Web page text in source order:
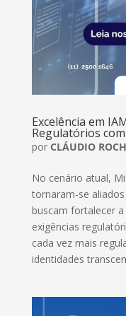
Excelência em
Regulatórios
por CLÁUDIO
No cenário atual,
tornaram-se
buscam fortalecer
exigências
cada vez mais
identidades